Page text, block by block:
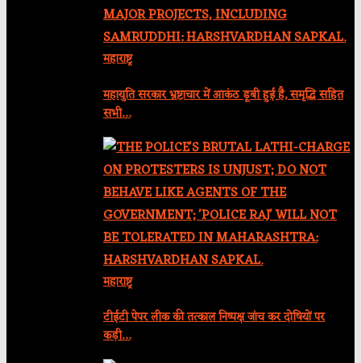
महाराष्ट्र
महायुति सरकार भ्रष्टाचार में आकंठ डूबी हुई है, समृद्धि सहित
सभी…
महाराष्ट्र
टीईटी पेपर लीक की तत्काल निष्पक्ष जांच कर दोषियों पर
कड़ी…